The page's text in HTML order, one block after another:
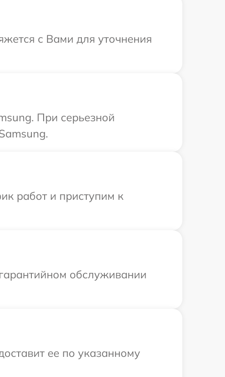
с Вами для уточнения
При серьезной
работ и приступим к
обслуживании
ее по указанному